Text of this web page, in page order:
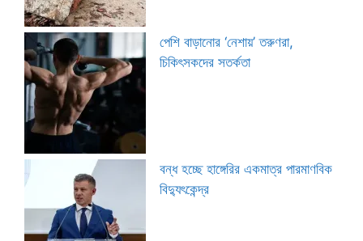
পেশি বাড়ানোর ‘নেশায়’ তরুণরা,
চিকিৎসকদের সতর্কতা
বন্ধ হচ্ছে হাঙ্গেরির একমাত্র পারমাণবিক
বিদ্যুৎকেন্দ্র